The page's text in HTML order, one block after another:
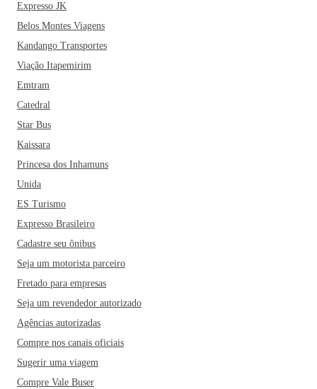
Expresso JK
Belos Montes Viagens
Kandango Transportes
Viação Itapemirim
Emtram
Catedral
Star Bus
Kaissara
Princesa dos Inhamuns
Unida
ES Turismo
Expresso Brasileiro
Cadastre seu ônibus
Seja um motorista parceiro
Fretado para empresas
Seja um revendedor autorizado
Agências autorizadas
Compre nos canais oficiais
Sugerir uma viagem
Compre Vale Buser